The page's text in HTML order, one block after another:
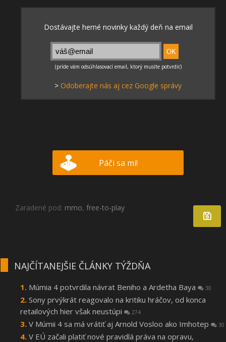
> Odoberajte nás aj cez Google správy
Páči sa mi!
Zaradené pod: mmo, free-to-play
NAJČÍTANEJŠIE ČLÁNKY TÝŽDŇA
Múmia 4 potvrdila návrat Beniho a Ardetha Baya 30
Sony prvýkrát reagovalo na kritiku hráčov, od konca
retailových hier však neustúpi
274
V Múmii 4 sa má vrátiť aj Arnold Vosloo ako Imhotep 30
V EÚ začali platiť nové pravidlá práva na opravu,